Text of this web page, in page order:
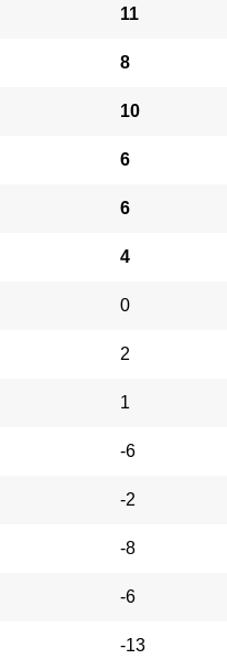
11
8
10
6
6
4
0
2
1
-6
-2
-8
-6
-13